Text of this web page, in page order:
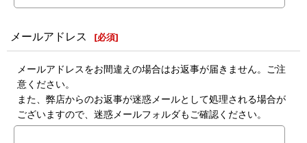
メールアドレス [必須]
メールアドレスをお間違えの場合はお返事が届きません。ご注
意ください。
また、弊店からのお返事が迷惑メールとして処理される場合が
ございますので、迷惑メールフォルダもご確認ください。